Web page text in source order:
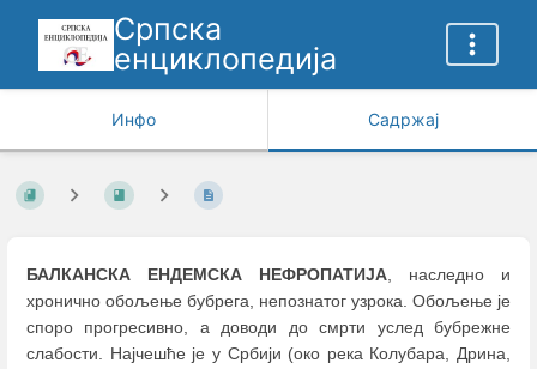
Српска
енциклопедија
Инфо Садржај
БАЛКАНСКА ЕНДЕМСКА НЕФРОПАТИЈА, наследно и
хронично обољење бубрега, непознатог узрока. Обољење је
споро прогресивно, а доводи до смрти услед бубрежне
слабости. Најчешће је у Србији (oкo река Колубара, Дрина,